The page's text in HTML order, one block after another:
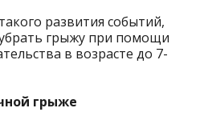
развития событий,
грыжу при помощи
в возрасте до 7-
грыже